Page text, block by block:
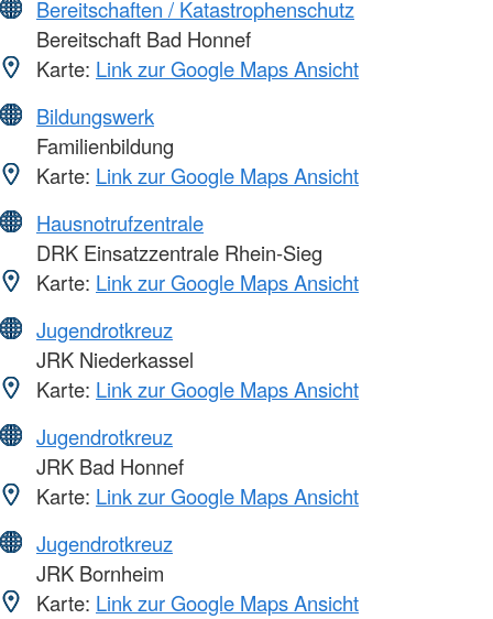
Bereitschaften / Katastrophenschutz
Bereitschaft Bad Honnef
Karte: Link zur Google Maps Ansicht
Bildungswerk
Familienbildung
Karte: Link zur Google Maps Ansicht
Hausnotrufzentrale
DRK Einsatzzentrale Rhein-Sieg
Karte: Link zur Google Maps Ansicht
Jugendrotkreuz
JRK Niederkassel
Karte: Link zur Google Maps Ansicht
Jugendrotkreuz
JRK Bad Honnef
Karte: Link zur Google Maps Ansicht
Jugendrotkreuz
JRK Bornheim
Karte: Link zur Google Maps Ansicht